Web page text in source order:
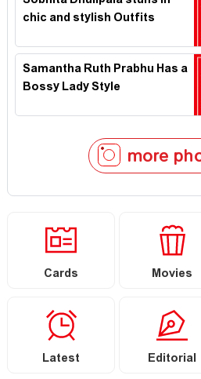
chic and stylish Outfits
Samantha Ruth Prabhu Has a
Bossy Lady Style
more
Cards Movies
Latest Editorial